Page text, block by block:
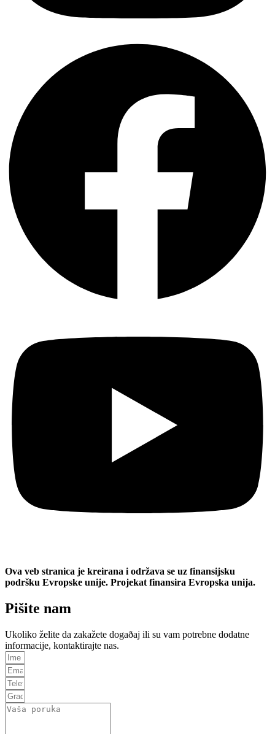
Ova veb stranica je kreirana i održava se uz finansijsku
podršku Evropske unije. Projekat finansira Evropska unija.
Pišite nam
Ukoliko želite da zakažete dogaðaj ili su vam potrebne dodatne
informacije, kontaktirajte nas.